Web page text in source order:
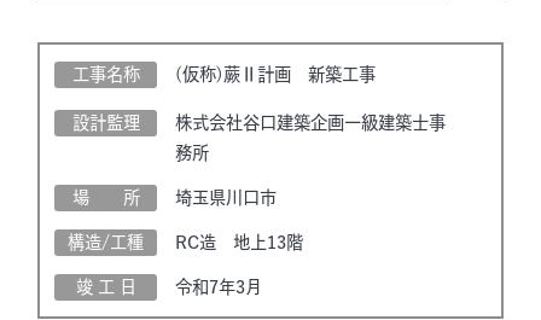
工事名称 (仮称)蕨Ⅱ計画 新築工事
設計監理
株式会社谷口建築企画一級建築士事
務所
場 所 埼玉県川口市
構造/工種 RC造 地上13階
竣 工 日 令和7年3月